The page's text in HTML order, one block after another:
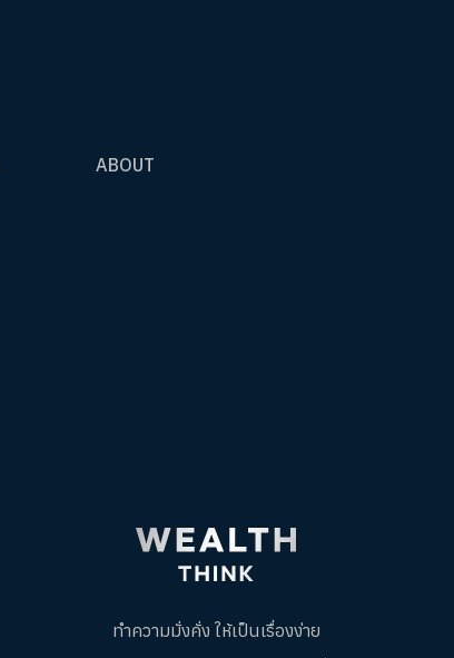
ABOUT
ทำความมั่งคั่ง ให้เป็นเรื่องง่าย